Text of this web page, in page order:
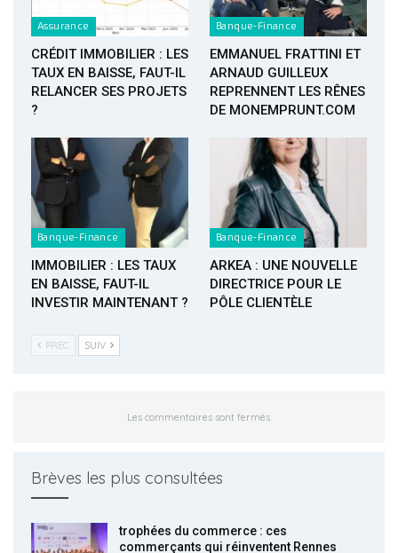
Assurance
CRÉDIT IMMOBILIER : LES
TAUX EN BAISSE, FAUT-IL
RELANCER SES PROJETS
?
Banque-Finance
EMMANUEL FRATTINI ET
ARNAUD GUILLEUX
REPRENNENT LES RÊNES
DE MONEMPRUNT.COM
Banque-Finance
IMMOBILIER : LES TAUX
EN BAISSE, FAUT-IL
INVESTIR MAINTENANT ?
Banque-Finance
ARKEA : UNE NOUVELLE
DIRECTRICE POUR LE
PÔLE CLIENTÈLE
PREC SUIV
Les commentaires sont fermés.
Brèves les plus consultées
trophées du commerce : ces
commerçants qui réinventent Rennes